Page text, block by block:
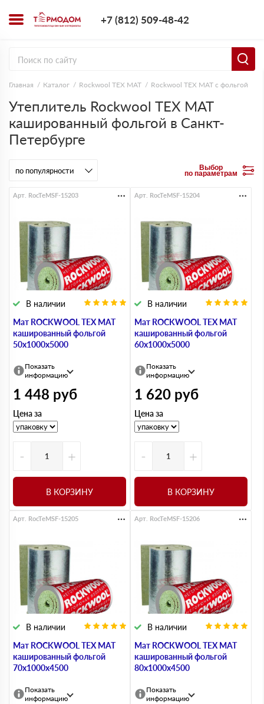
+7 (812) 509-48-42
Главная Каталог Rockwool ТЕХ МАТ Rockwool ТЕХ МАТ с фольгой
Утеплитель Rockwool ТЕХ МАТ
кашированный фольгой в Санкт-
Петербурге
Выбор
по параметрам
Мат ROCKWOOL ТЕХ МАТ
кашированный фольгой
50х1000х5000
В наличии
Арт. RocTeMSF-15203
Показать
информацию
1 448 руб
Цена за
- +
В КОРЗИНУ
Мат ROCKWOOL ТЕХ МАТ
кашированный фольгой
60х1000х5000
В наличии
Арт. RocTeMSF-15204
Показать
информацию
1 620 руб
Цена за
- +
В КОРЗИНУ
Мат ROCKWOOL ТЕХ МАТ
кашированный фольгой
70х1000х4500
В наличии
Арт. RocTeMSF-15205
Показать
информацию
Мат ROCKWOOL ТЕХ МАТ
кашированный фольгой
80х1000х4500
В наличии
Арт. RocTeMSF-15206
Показать
информацию